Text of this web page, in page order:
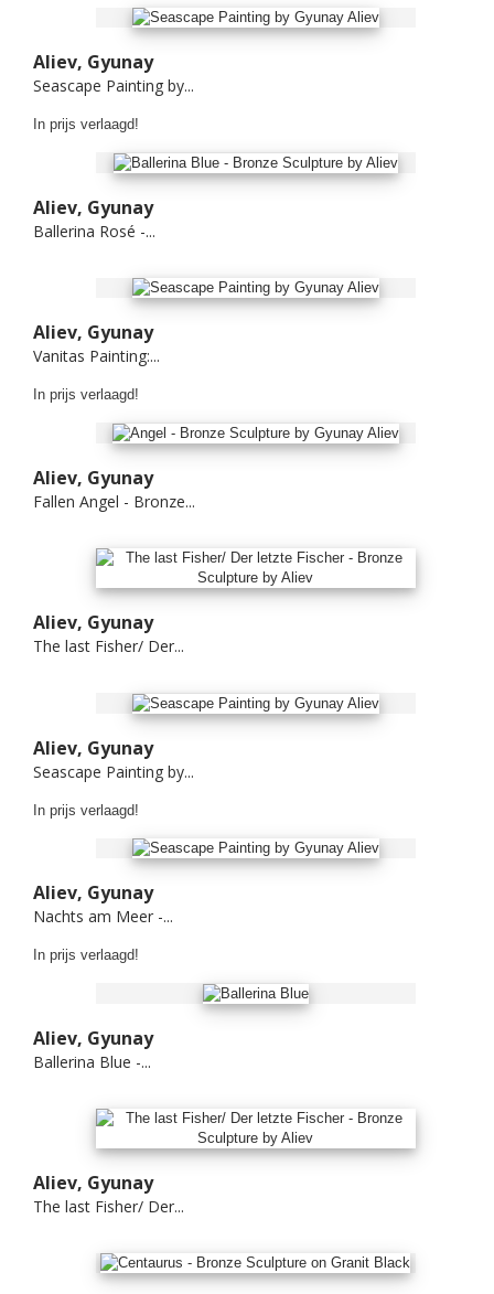
Aliev, Gyunay
Seascape Painting by...
In prijs verlaagd!
Aliev, Gyunay
Ballerina Rosé -...
Aliev, Gyunay
Vanitas Painting:...
In prijs verlaagd!
Aliev, Gyunay
Fallen Angel - Bronze...
Aliev, Gyunay
The last Fisher/ Der...
Aliev, Gyunay
Seascape Painting by...
In prijs verlaagd!
Aliev, Gyunay
Nachts am Meer -...
In prijs verlaagd!
Aliev, Gyunay
Ballerina Blue -...
Aliev, Gyunay
The last Fisher/ Der...